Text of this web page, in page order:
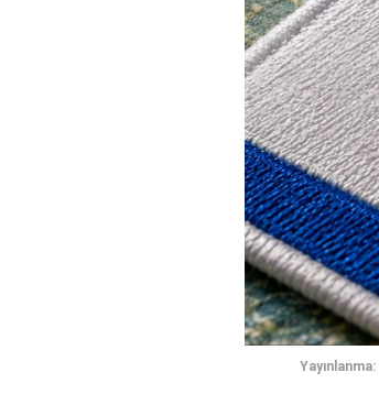
Yayınlanma: